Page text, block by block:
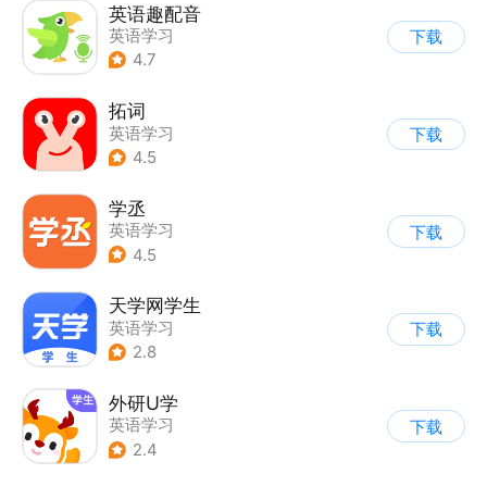
英语趣配音
英语学习
4.7
下载
拓词
英语学习
4.5
下载
学丞
英语学习
4.5
下载
天学网学生
英语学习
2.8
下载
外研U学
英语学习
2.4
下载